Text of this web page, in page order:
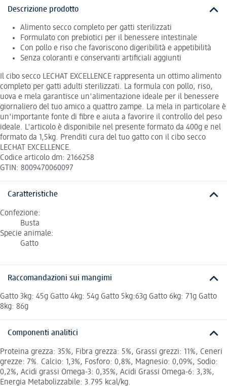
Descrizione prodotto
Alimento secco completo per gatti sterilizzati
Formulato con prebiotici per il benessere intestinale
Con pollo e riso che favoriscono digeribilità e appetibilità
Senza coloranti e conservanti artificiali aggiunti
Il cibo secco LECHAT EXCELLENCE rappresenta un ottimo alimento
completo per gatti adulti sterilizzati. La formula con pollo, riso,
uova e mela garantisce un'alimentazione ideale per il benessere
giornaliero del tuo amico a quattro zampe. La mela in particolare è
un'importante fonte di fibre e aiuta a favorire il controllo del peso
ideale. L'articolo è disponibile nel presente formato da 400g e nel
formato da 1,5kg. Prenditi cura del tuo gatto con il cibo secco
LECHAT EXCELLENCE.
Codice articolo dm: 2166258
GTIN: 8009470060097
Caratteristiche
Confezione:
Busta
Specie animale:
Gatto
Raccomandazioni sui mangimi
Gatto 3kg: 45g Gatto 4kg: 54g Gatto 5kg:63g Gatto 6kg: 71g Gatto
8kg: 86g
Componenti analitici
Proteina grezza: 35%, Fibra grezza: 5%, Grassi grezzi: 11%, Ceneri
grezze: 7%. Calcio: 1,3%, Fosforo: 0,8%, Magnesio: 0,09%, Sodio:
0,2%, Acidi grassi Omega-3: 0,35%, Acidi Grassi Omega-6: 3,3%,
Energia Metabolizzabile: 3.795 kcal/kg.